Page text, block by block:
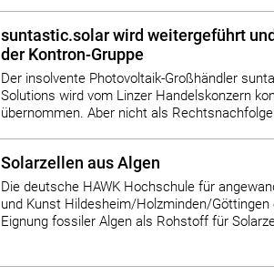
suntastic.solar wird weitergeführt
der Kontron-Gruppe
Der insolvente Photovoltaik-Großhändler
Solutions wird vom Linzer Handelskonzern
übernommen. Aber nicht als
Solarzellen aus Algen
Die deutsche HAWK Hochschule für
und Kunst Hildesheim/Holzminden/
Eignung fossiler Algen als Rohstoff für